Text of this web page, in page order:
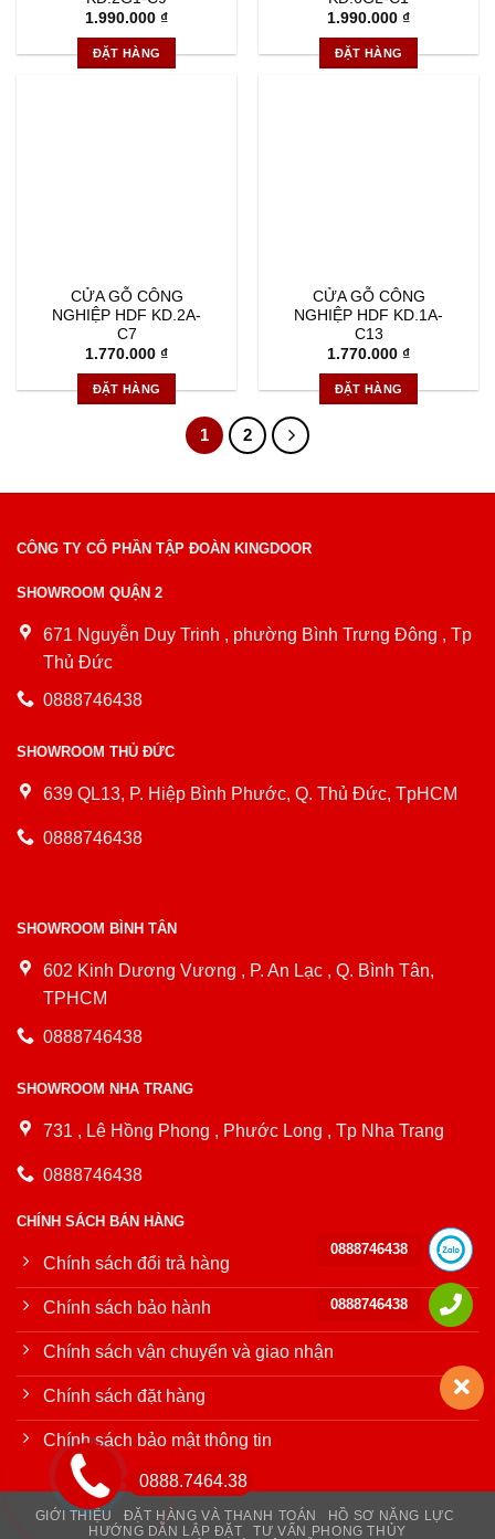
1.990.000 ₫
ĐẶT HÀNG
1.990.000 ₫
ĐẶT HÀNG
CỬA GỖ CÔNG
NGHIỆP HDF KD.2A-
C7
1.770.000 ₫
ĐẶT HÀNG
CỬA GỖ CÔNG
NGHIỆP HDF KD.1A-
C13
1.770.000 ₫
ĐẶT HÀNG
1 2
CÔNG TY CỔ PHẦN TẬP ĐOÀN KINGDOOR
SHOWROOM QUẬN 2
671 Nguyễn Duy Trinh , phường Bình Trưng Đông , Tp
Thủ Đức
0888746438
SHOWROOM THỦ ĐỨC
639 QL13, P. Hiệp Bình Phước, Q. Thủ Đức, TpHCM
0888746438
SHOWROOM BÌNH TÂN
602 Kinh Dương Vương , P. An Lạc , Q. Bình Tân,
TPHCM
0888746438
SHOWROOM NHA TRANG
731 , Lê Hồng Phong , Phước Long , Tp Nha Trang
0888746438
CHÍNH SÁCH BÁN HÀNG
Chính sách đổi trả hàng
Chính sách bảo hành
Chính sách vận chuyển và giao nhận
Chính sách đặt hàng
Chính sách bảo mật thông tin
GIỚI THIỆU ĐẶT HÀNG VÀ THANH TOÁN
HỒ SƠ NĂNG LỰC
HƯỚNG DẪN LẮP ĐẶT
TƯ VẤN PHONG THỦY
0888.7464.38
0888746438
0888746438